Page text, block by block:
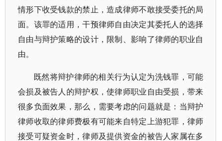
情形下收受钱款的禁止，造成律师不敢接受委托的局
面。该罪的适用，干预律师自由决定其委托人的选择
自由与辩护策略的设计，限制、影响了律师的职业自
由。
既然将辩护律师的相关行为认定为洗钱罪，可能
会损及被告人的辩护权，使律师职业自由受损，带来
很多负面效果，那么，需要考虑的问题就是：当辩护
律师收取的律师费极有可能来自特定上游犯罪，律师
接受可疑资金时，律师及提供资金的被告人家属在多